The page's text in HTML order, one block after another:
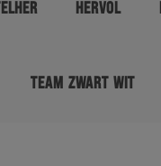
TELHER HERVOL
TEAM ZWART WIT